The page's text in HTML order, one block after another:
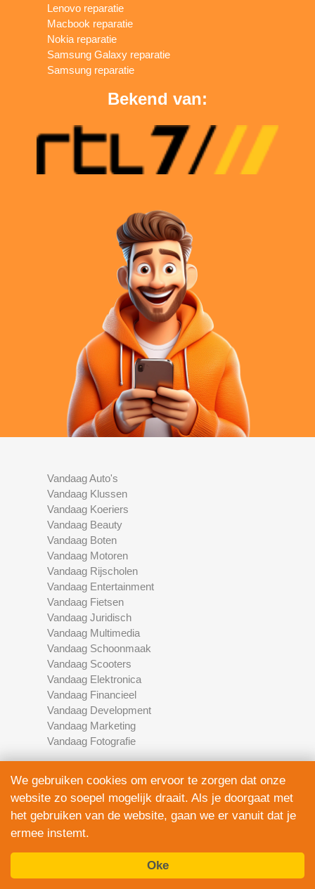
Lenovo reparatie
Macbook reparatie
Nokia reparatie
Samsung Galaxy reparatie
Samsung reparatie
Bekend van:
Vandaag Auto's
Vandaag Klussen
Vandaag Koeriers
Vandaag Beauty
Vandaag Boten
Vandaag Motoren
Vandaag Rijscholen
Vandaag Entertainment
Vandaag Fietsen
Vandaag Juridisch
Vandaag Multimedia
Vandaag Schoonmaak
Vandaag Scooters
Vandaag Elektronica
Vandaag Financieel
Vandaag Development
Vandaag Marketing
Vandaag Fotografie
Algemene voorwaarden
Privacy Policy
We gebruiken cookies om ervoor te zorgen dat onze
website zo soepel mogelijk draait. Als je doorgaat met
het gebruiken van de website, gaan we er vanuit dat je
ermee instemt.
Oke